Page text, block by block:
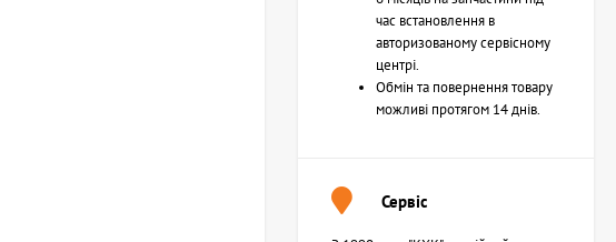
час встановлення в
авторизованому сервісному
центрі.
Обмін та повернення товару
можливі протягом 14 днів.
Сервіс